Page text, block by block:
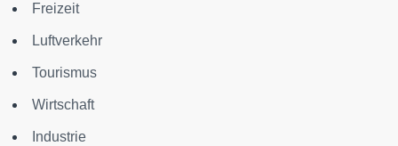
Freizeit
Luftverkehr
Tourismus
Wirtschaft
Industrie